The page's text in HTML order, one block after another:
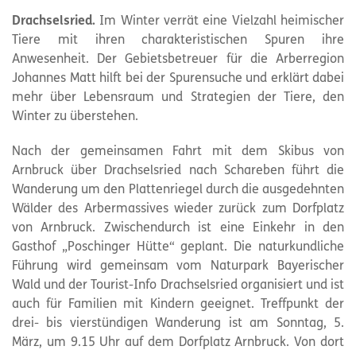
Drachselsried. Im Winter verrät eine Vielzahl heimischer
Tiere mit ihren charakteristischen Spuren ihre
Anwesenheit. Der Gebietsbetreuer für die Arberregion
Johannes Matt hilft bei der Spurensuche und erklärt dabei
mehr über Lebensraum und Strategien der Tiere, den
Winter zu überstehen.
Nach der gemeinsamen Fahrt mit dem Skibus von
Arnbruck über Drachselsried nach Schareben führt die
Wanderung um den Plattenriegel durch die ausgedehnten
Wälder des Arbermassives wieder zurück zum Dorfplatz
von Arnbruck. Zwischendurch ist eine Einkehr in den
Gasthof „Poschinger Hütte“ geplant. Die naturkundliche
Führung wird gemeinsam vom Naturpark Bayerischer
Wald und der Tourist-Info Drachselsried organisiert und ist
auch für Familien mit Kindern geeignet. Treffpunkt der
drei- bis vierstündigen Wanderung ist am Sonntag, 5.
März, um 9.15 Uhr auf dem Dorfplatz Arnbruck. Von dort